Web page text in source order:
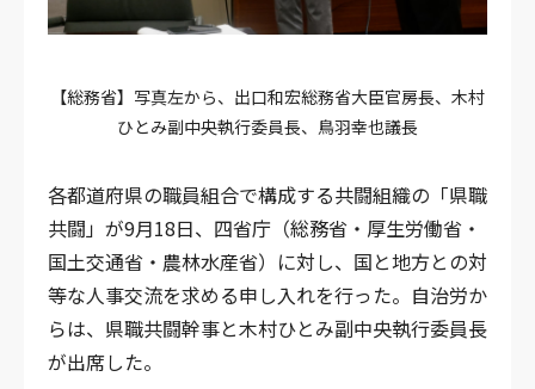
【総務省】写真左から、出口和宏総務省大臣官房長、木村
ひとみ副中央執行委員長、鳥羽幸也議長
各都道府県の職員組合で構成する共闘組織の「県職
共闘」が9月18日、四省庁（総務省・厚生労働省・
国土交通省・農林水産省）に対し、国と地方との対
等な人事交流を求める申し入れを行った。自治労か
らは、県職共闘幹事と木村ひとみ副中央執行委員長
が出席した。